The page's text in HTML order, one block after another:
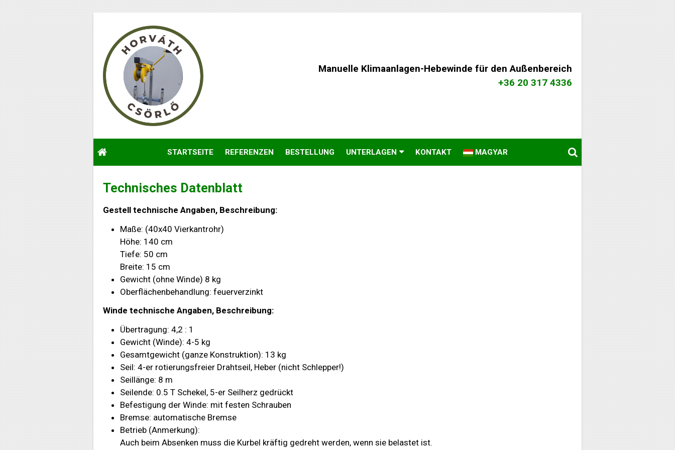
Manuelle Klimaanlagen-Hebewinde für den Außenbereich
+36 20 317 4336
STARTSEITE REFERENZEN BESTELLUNG UNTERLAGEN KONTAKT MAGYAR
Technisches Datenblatt
Gestell technische Angaben, Beschreibung:
Maße: (40x40 Vierkantrohr)
Höhe: 140 cm
Tiefe: 50 cm
Breite: 15 cm
Gewicht (ohne Winde) 8 kg
Oberflächenbehandlung: feuerverzinkt
Winde technische Angaben, Beschreibung:
Übertragung: 4,2 : 1
Gewicht (Winde): 4-5 kg
Gesamtgewicht (ganze Konstruktion): 13 kg
Seil: 4-er rotierungsfreier Drahtseil, Heber (nicht Schlepper!)
Seillänge: 8 m
Seilende: 0.5 T Schekel, 5-er Seilherz gedrückt
Befestigung der Winde: mit festen Schrauben
Bremse: automatische Bremse
Betrieb (Anmerkung):
Auch beim Absenken muss die Kurbel kräftig gedreht werden, wenn sie belastet ist.